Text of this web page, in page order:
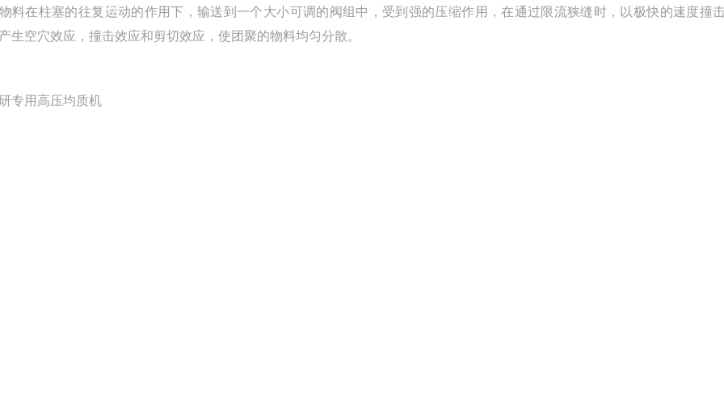
柱塞的往复运动的作用下，输送到一个大小可调的阀组中，受到强的压缩作用，在通过限流狭缝时，以极快的速度撞
生空穴效应，撞击效应和剪切效应，使团聚的物料均匀分散。